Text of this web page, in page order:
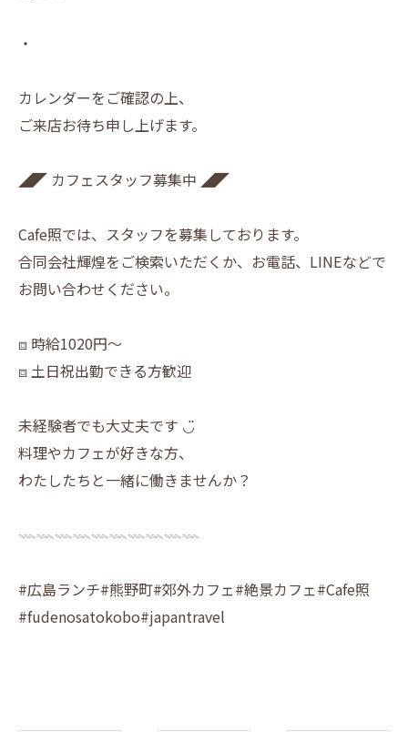
・
カレンダーをご確認の上、
ご来店お待ち申し上げます。
◢◤ カフェスタッフ募集中 ◢◤
Cafe照では、スタッフを募集しております。
合同会社輝煌をご検索いただくか、お電話、LINEなどで
お問い合わせください。
⧈ 時給1020円〜
⧈ 土日祝出勤できる方歓迎
未経験者でも大丈夫です ◡̈
料理やカフェが好きな方、
わたしたちと一緒に働きませんか？
𓇠𓇠𓇠𓇠𓇠𓇠𓇠𓇠𓇠𓇠
#広島ランチ#熊野町#郊外カフェ#絶景カフェ#Cafe照
#fudenosatokobo#japantravel